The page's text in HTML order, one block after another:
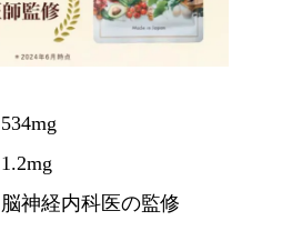
534mg
1.2mg
脳神経内科医の監修